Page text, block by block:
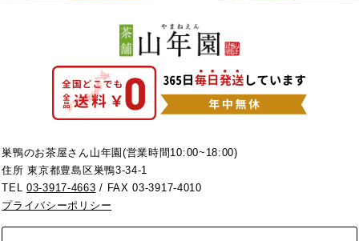
巣鴨のお茶屋さん山年園(営業時間10:00~18:00)
住所 東京都豊島区巣鴨3-34-1
TEL03-3917-4663 / FAX 03-3917-4010
プライバシーポリシー